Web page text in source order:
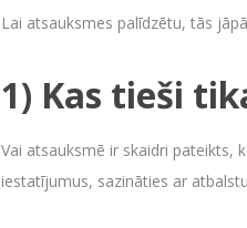
Lai atsauksmes palīdzētu, tās
1) Kas tieši
Vai atsauksmē ir skaidri
iestatījumus, sazināties ar